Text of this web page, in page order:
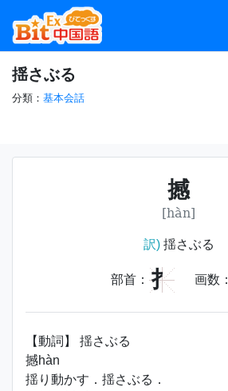
揺さぶる
分類： 基本会話
撼
[hàn]
訳)揺さぶる
部首： 扌 画数：
【動詞】 揺さぶる
撼hàn
揺り動かす．揺さぶる．